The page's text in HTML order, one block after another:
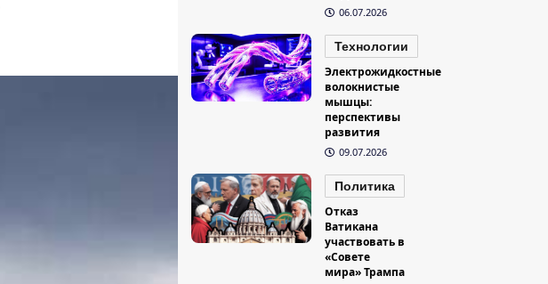
06.07.2026
Технологии
Электрожидкостные
волокнистые
мышцы:
перспективы
развития
09.07.2026
Политика
Отказ
Ватикана
участвовать в
«Совете
мира» Трампа